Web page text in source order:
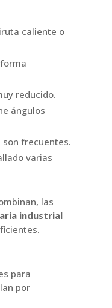
caliente o
reducido.
ángulos
son frecuentes.
varias
las
industrial
para
por